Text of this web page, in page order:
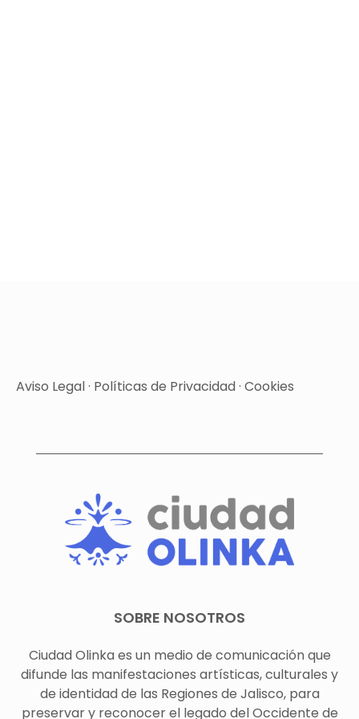
Aviso Legal· Políticas de Privacidad· Cookies
SOBRE NOSOTROS
Ciudad Olinka es un medio de comunicación que
difunde las manifestaciones artísticas, culturales y
de identidad de las Regiones de Jalisco, para
preservar y reconocer el legado del Occidente de